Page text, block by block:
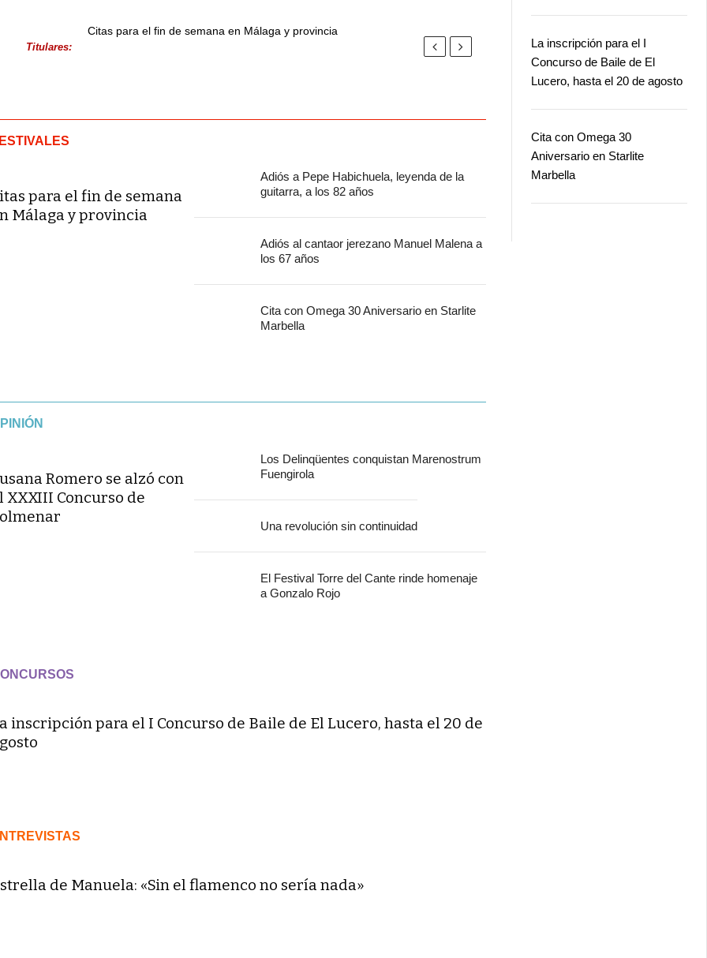
Titulares:
Citas para el fin de semana en Málaga y provincia
para el fin de semana
Málaga y provincia
Adiós a Pepe Habichuela, leyenda de la
guitarra, a los 82 años
Adiós al cantaor jerezano Manuel Malena a
los 67 años
Cita con Omega 30 Aniversario en Starlite
Marbella
Romero se alzó con
XXXIII Concurso de
Los Delinqüentes conquistan Marenostrum
Fuengirola
Una revolución sin continuidad
El Festival Torre del Cante rinde homenaje
a Gonzalo Rojo
inscripción para el I Concurso de Baile de El Lucero, hasta el 20 de
de Manuela: «Sin el flamenco no sería nada»
La inscripción para el I
Concurso de Baile de El
Lucero, hasta el 20 de agosto
Cita con Omega 30
Aniversario en Starlite
Marbella